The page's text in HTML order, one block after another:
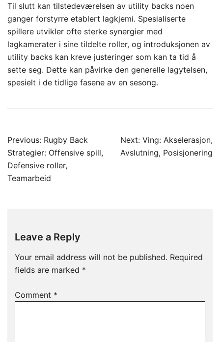
Til slutt kan tilstedeværelsen av utility backs noen
ganger forstyrre etablert lagkjemi. Spesialiserte
spillere utvikler ofte sterke synergier med
lagkamerater i sine tildelte roller, og introduksjonen av
utility backs kan kreve justeringer som kan ta tid å
sette seg. Dette kan påvirke den generelle lagytelsen,
spesielt i de tidlige fasene av en sesong.
Post
navigation
Previous: Rugby Back
Strategier: Offensive spill,
Defensive roller,
Teamarbeid
Next: Ving: Akselerasjon,
Avslutning, Posisjonering
Leave a Reply
Your email address will not be published. Required
fields are marked *
Comment *